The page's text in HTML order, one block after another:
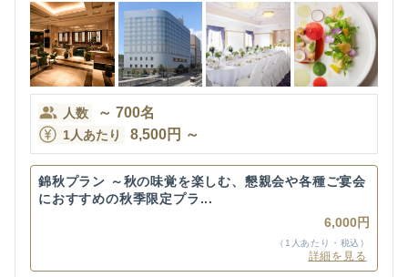
人数 ～ 700名
1人あたり 8,500円 ～
錦秋プラン ～秋の味覚を楽しむ、懇親会や各種ご宴会
におすすめの秋季限定プラ...
6,000円
（1人あたり・税込）
詳細を見る